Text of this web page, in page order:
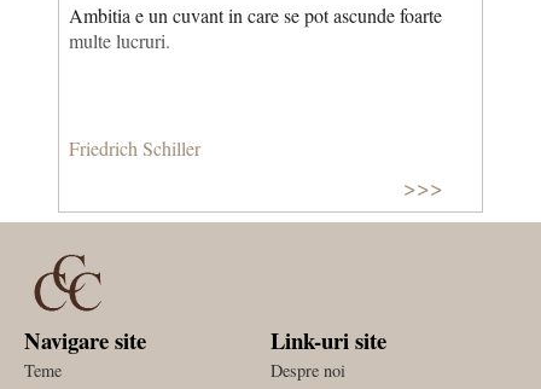
Ambitia e un cuvant in care se pot ascunde foarte
multe lucruri.
Friedrich Schiller
>>>
Navigare site
Teme
Link-uri site
Despre noi